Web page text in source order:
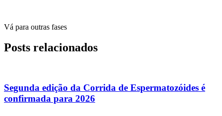
Vá para outras fases
Posts relacionados
Segunda edição da Corrida de Espermatozóides é
confirmada para 2026